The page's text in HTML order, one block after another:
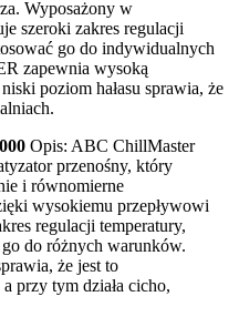
Wyposażony w
szeroki zakres regulacji
go do indywidualnych
zapewnia wysoką
poziom hałasu sprawia, że
Opis: ABC ChillMaster
przenośny, który
i równomierne
wysokiemu przepływowi
regulacji temperatury,
do różnych warunków.
że jest to
przy tym działa cicho,